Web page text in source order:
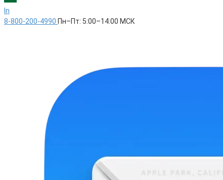
In
8-800-200-4990 Пн–Пт: 5:00–14:00 МСК